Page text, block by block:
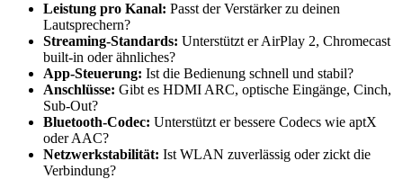
Leistung pro Kanal: Passt der Verstärker zu deinen
Lautsprechern?
Streaming-Standards: Unterstützt er AirPlay 2, Chromecast
built-in oder ähnliches?
App-Steuerung: Ist die Bedienung schnell und stabil?
Anschlüsse: Gibt es HDMI ARC, optische Eingänge, Cinch,
Sub-Out?
Bluetooth-Codec: Unterstützt er bessere Codecs wie aptX
oder AAC?
Netzwerkstabilität: Ist WLAN zuverlässig oder zickt die
Verbindung?